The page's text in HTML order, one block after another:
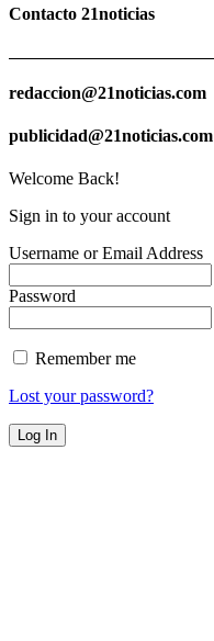
Contacto 21noticias
redaccion@21noticias.com
publicidad@21noticias.com
Welcome Back!
Sign in to your account
Username or Email Address
Password
Remember me
Lost your password?